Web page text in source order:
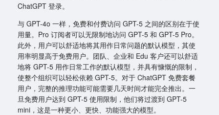
ChatGPT 登录。
与 GPT-4o 一样，免费和付费访问 GPT-5 之间的区别在于使
用量。Pro 订阅者可以无限制地访问 GPT-5 和 GPT-5 Pro。
此外，用户可以舒适地将其用作日常问题的默认模型，其使
用率明显高于免费用户。团队、企业和 Edu 客户还可以舒适
地将 GPT-5 用作日常工作的默认模型，并具有慷慨的限制，
使整个组织可以轻松依赖 GPT-5。对于 ChatGPT 免费套餐
用户，完整的推理功能可能需要几天时间才能完全推出。一
旦免费用户达到 GPT-5 使用限制，他们将过渡到 GPT-5
mini，这是一种更小、更快、功能强大的模型。